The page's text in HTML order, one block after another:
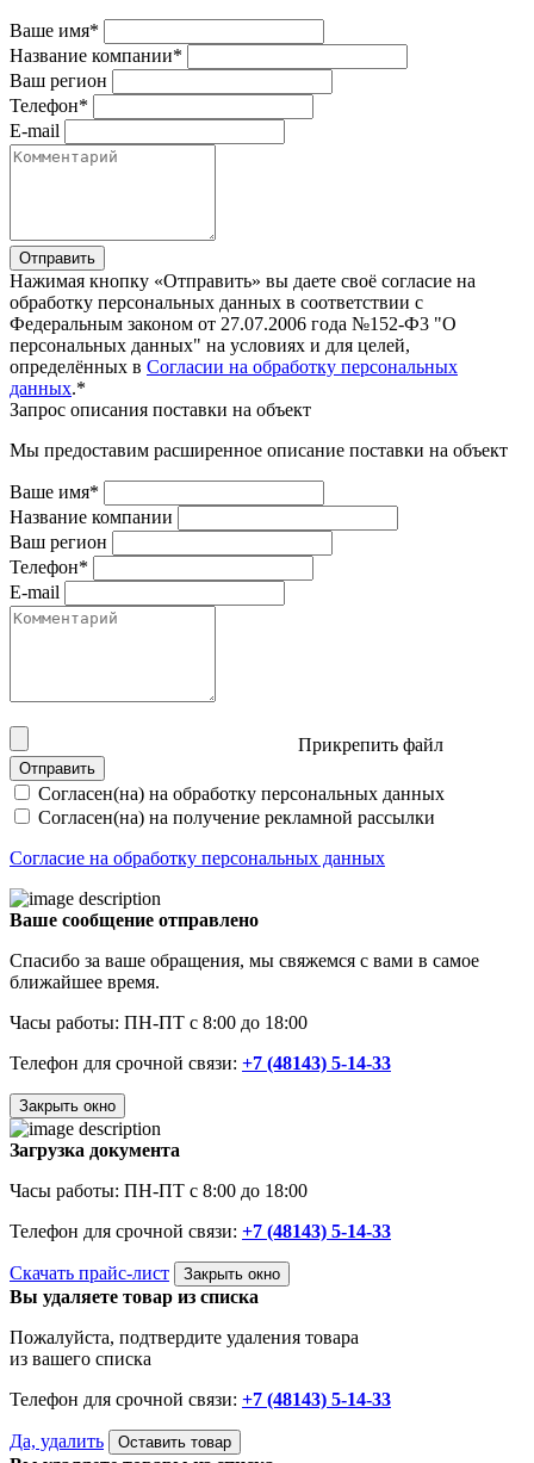
Ваше имя*
Название компании*
Ваш регион
Телефон*
E-mail
Отправить
Нажимая кнопку «Отправить» вы даете своё согласие на
обработку персональных данных в соответствии с
Федеральным законом от 27.07.2006 года №152-Ф3 "О
персональных данных" на условиях и для целей,
определённых в Согласии на обработку персональных
данных.*
Запрос описания поставки на объект
Мы предоставим расширенное описание поставки на объект
Ваше имя*
Название компании
Ваш регион
Телефон*
E-mail
Прикрепить файл
Отправить
Согласен(на) на обработку персональных данных
Согласен(на) на получение рекламной рассылки
Согласие на обработку персональных данных
Ваше сообщение отправлено
Спасибо за ваше обращения, мы свяжемся с вами в самое
ближайшее время.
Часы работы: ПН-ПТ с 8:00 до 18:00
Телефон для срочной связи: +7 (48143) 5-14-33
Закрыть окно
Загрузка документа
Часы работы: ПН-ПТ с 8:00 до 18:00
Телефон для срочной связи: +7 (48143) 5-14-33
Скачать прайс-лист Закрыть окно
Вы удаляете товар из списка
Пожалуйста, подтвердите удаления товара
из вашего списка
Телефон для срочной связи: +7 (48143) 5-14-33
Да, удалить Оставить товар